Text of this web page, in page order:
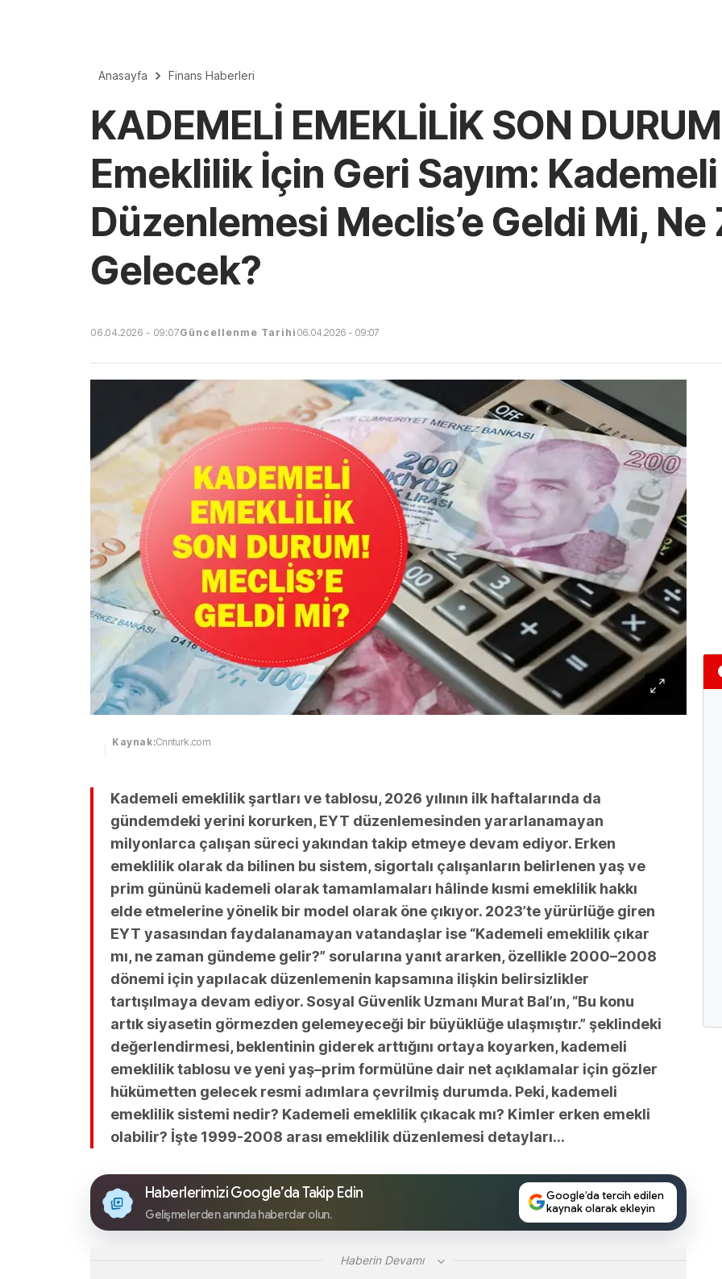
Anasayfa Finans Haberleri
KADEMELİ EMEKLİLİK SON
Emeklilik İçin Geri Sayım:
Düzenlemesi Meclis’e Geldi Mi, Ne
Gelecek?
06.04.2026 - 09:07Güncellenme Tarihi 06.04.2026 - 09:07
Kaynak:Cnnturk.com
Kademeli emeklilik şartları ve tablosu, 2026 yılının ilk haftalarında da
gündemdeki yerini korurken, EYT düzenlemesinden yararlanamayan
milyonlarca çalışan süreci yakından takip etmeye devam ediyor. Erken
emeklilik olarak da bilinen bu sistem, sigortalı çalışanların belirlenen yaş ve
prim gününü kademeli olarak tamamlamaları hâlinde kısmi emeklilik hakkı
elde etmelerine yönelik bir model olarak öne çıkıyor. 2023’te yürürlüğe giren
EYT yasasından faydalanamayan vatandaşlar ise “Kademeli emeklilik çıkar
mı, ne zaman gündeme gelir?” sorularına yanıt ararken, özellikle 2000–2008
dönemi için yapılacak düzenlemenin kapsamına ilişkin belirsizlikler
tartışılmaya devam ediyor. Sosyal Güvenlik Uzmanı Murat Bal’ın, “Bu konu
artık siyasetin görmezden gelemeyeceği bir büyüklüğe ulaşmıştır.” şeklindeki
değerlendirmesi, beklentinin giderek arttığını ortaya koyarken, kademeli
emeklilik tablosu ve yeni yaş–prim formülüne dair net açıklamalar için gözler
hükümetten gelecek resmi adımlara çevrilmiş durumda. Peki, kademeli
emeklilik sistemi nedir? Kademeli emeklilik çıkacak mı? Kimler erken emekli
olabilir? İşte 1999-2008 arası emeklilik düzenlemesi detayları...
Haberlerimizi Google’da Takip Edin
Gelişmelerden anında haberdar olun.
Google’da tercih edilen
kaynak olarak ekleyin
Haberin Devamı